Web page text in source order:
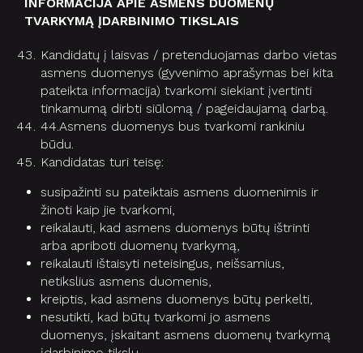
TVARKYMĄ ĮDARBINIMO TIKSLAIS
Kandidatų į laisvas / pretenduojamas darbo vietas
asmens duomenys (gyvenimo aprašymas bei kita
pateikta informacija) tvarkomi siekiant įvertinti
tinkamumą dirbti siūlomą / pageidaujamą darbą.
44.Asmens duomenys bus tvarkomi rankiniu
būdu.
Kandidatas turi teisę:
susipažinti su pateiktais asmens duomenimis ir
žinoti kaip jie tvarkomi,
reikalauti, kad asmens duomenys būtų ištrinti
arba apriboti duomenų tvarkymą,
reikalauti ištaisyti neteisingus, neišsamius,
netikslius asmens duomenis,
kreiptis, kad asmens duomenys būtų perkelti,
nesutikti, kad būtų tvarkomi jo asmens
duomenys, įskaitant asmens duomenų tvarkymą